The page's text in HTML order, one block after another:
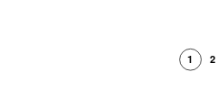
1 2